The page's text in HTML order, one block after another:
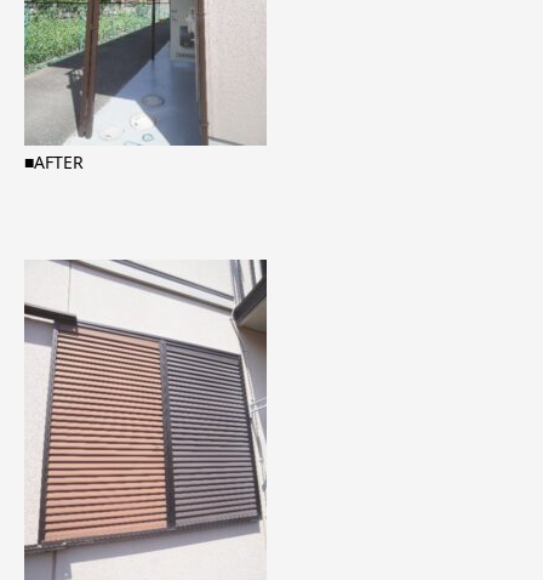
■AFTER